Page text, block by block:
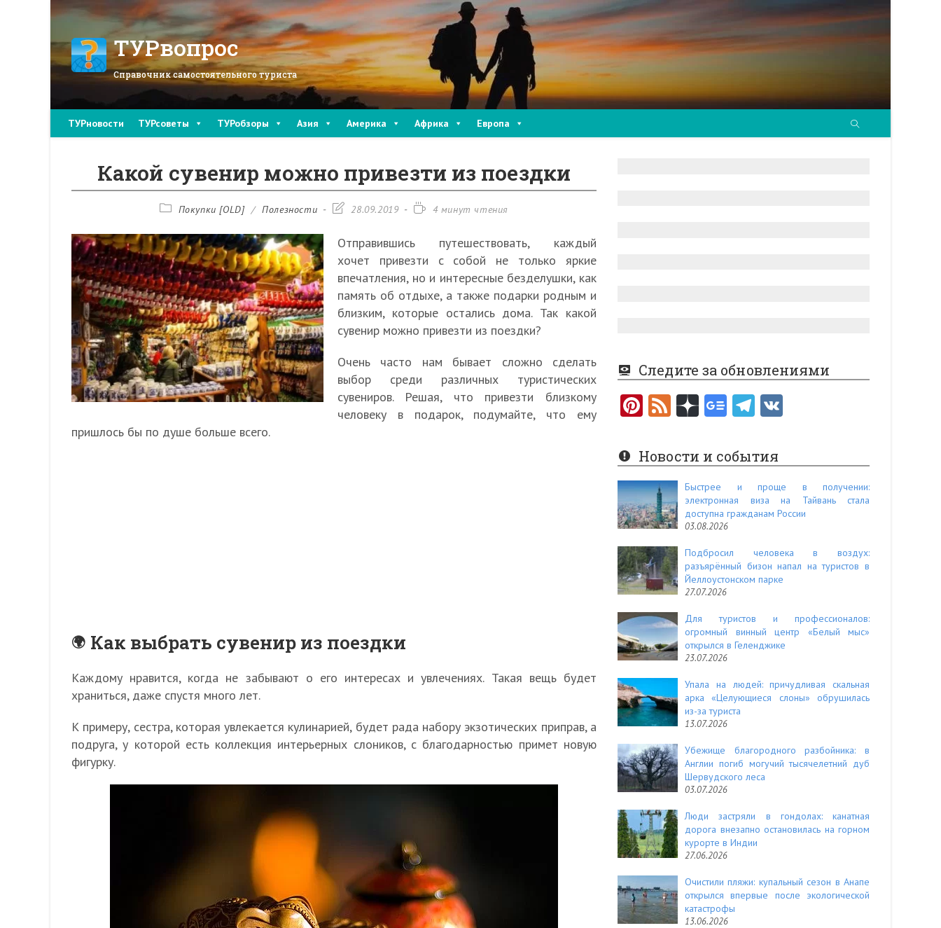
ТУРвопрос
Справочник самостоятельного туриста
ТУРновости ТУРсоветы ТУРобзоры Азия Америка Африка Европа
Какой сувенир можно привезти из поездки
РубрикаПокупки [OLD] / Полезности
Запись28.09.2019
Время4 минут чтения
Отправившись путешествовать, каждый
хочет привезти с собой не только яркие
впечатления, но и интересные безделушки, как
память об отдыхе, а также подарки родным и
близким, которые остались дома. Так какой
сувенир можно привезти из поездки?
Очень часто нам бывает сложно сделать
выбор среди различных туристических
сувениров. Решая, что привезти близкому
человеку в подарок, подумайте, что ему
пришлось бы по душе больше всего.
Как выбрать сувенир из поездки
Каждому нравится, когда не забывают о его интересах и увлечениях. Такая вещь будет
храниться, даже спустя много лет.
К примеру, сестра, которая увлекается кулинарией, будет рада набору экзотических приправ, а
подруга, у которой есть коллекция интерьерных слоников, с благодарностью примет новую
фигурку.
Следите за обновлениями
Pi
er
es
t
F
e
d
Новости и события
Быстрее и проще в получении:
электронная виза на Тайвань стала
доступна гражданам России
03.08.2026
Подбросил человека в воздух:
разъярённый бизон напал на туристов в
Йеллоустонском парке
27.07.2026
Для туристов и профессионалов:
огромный винный центр «Белый мыс»
открылся в Геленджике
23.07.2026
Упала на людей: причудливая скальная
арка «Целующиеся слоны» обрушилась
из-за туриста
13.07.2026
Убежище благородного разбойника: в
Англии погиб могучий тысячелетний дуб
Шервудского леса
03.07.2026
Люди застряли в гондолах: канатная
дорога внезапно остановилась на горном
курорте в Индии
27.06.2026
Очистили пляжи: купальный сезон в Анапе
открылся впервые после экологической
катастрофы
13.06.2026